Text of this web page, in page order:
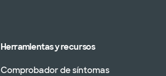
Herramientas y recursos
Comprobador de síntomas